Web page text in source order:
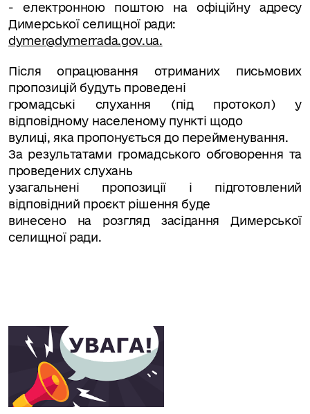
- електронною поштою на офіційну адресу
Димерської селищної ради:
dymer@dymerrada.gov.ua.
Після опрацювання отриманих письмових
пропозицій будуть проведені
громадські слухання (під протокол) у
відповідному населеному пункті щодо
вулиці, яка пропонується до перейменування.
За результатами громадського обговорення та
проведених слухань
узагальнені пропозиції і підготовлений
відповідний проєкт рішення буде
винесено на розгляд засідання Димерської
селищної ради.